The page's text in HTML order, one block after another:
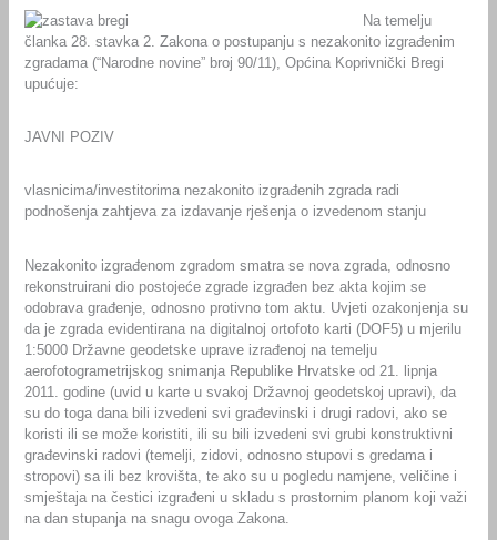
Na temelju
članka 28. stavka 2. Zakona o postupanju s nezakonito izgrađenim
zgradama (“Narodne novine” broj 90/11), Općina Koprivnički Bregi
upućuje:
JAVNI POZIV
vlasnicima/investitorima nezakonito izgrađenih zgrada radi
podnošenja zahtjeva za izdavanje rješenja o izvedenom stanju
Nezakonito izgrađenom zgradom smatra se nova zgrada, odnosno
rekonstruirani dio postojeće zgrade izgrađen bez akta kojim se
odobrava građenje, odnosno protivno tom aktu. Uvjeti ozakonjenja su
da je zgrada evidentirana na digitalnoj ortofoto karti (DOF5) u mjerilu
1:5000 Državne geodetske uprave izrađenoj na temelju
aerofotogrametrijskog snimanja Republike Hrvatske od 21. lipnja
2011. godine (uvid u karte u svakoj Državnoj geodetskoj upravi), da
su do toga dana bili izvedeni svi građevinski i drugi radovi, ako se
koristi ili se može koristiti, ili su bili izvedeni svi grubi konstruktivni
građevinski radovi (temelji, zidovi, odnosno stupovi s gredama i
stropovi) sa ili bez krovišta, te ako su u pogledu namjene, veličine i
smještaja na čestici izgrađeni u skladu s prostornim planom koji važi
na dan stupanja na snagu ovoga Zakona.